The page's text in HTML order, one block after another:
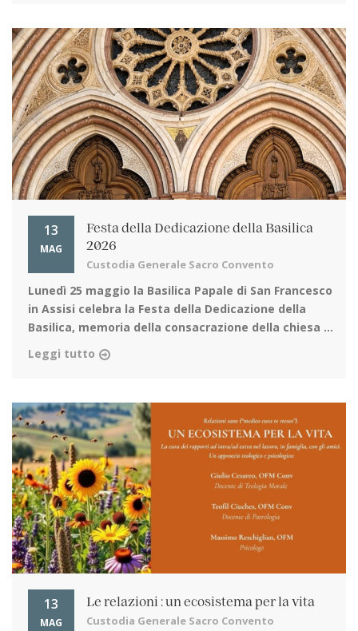
13
MAG
Festa della Dedicazione della Basilica
2026
Custodia Generale Sacro Convento
Lunedì 25 maggio la Basilica Papale di San Francesco
in Assisi celebra la Festa della Dedicazione della
Basilica, memoria della consacrazione della chiesa ...
Leggi tutto
13
MAG
Le relazioni : un ecosistema per la vita
Custodia Generale Sacro Convento